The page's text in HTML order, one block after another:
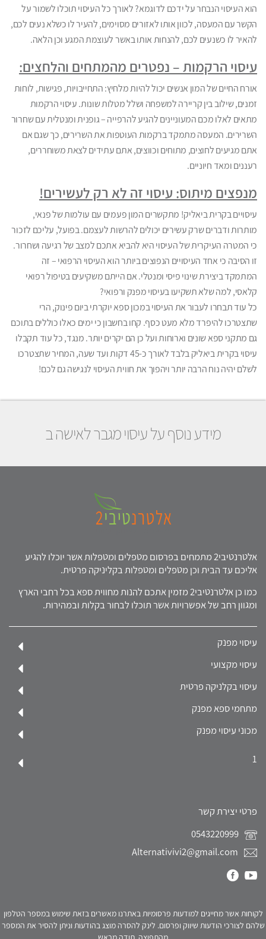
הוא העיסוי הנבחר על ידכם לדוגמא? לאורך כל העיסוי תוכלו לשמור על
הקשר עם המעסה, לכוון אותו לאזורים מסוימים, להעיר לו כשלא נעים לכם,
להאיר לו כשנעים לכם, להנחות אותו באשר לעוצמת המגע וכן הלאה.
עיסוי הרקמות – נפטרים מהמתחים והלחצים:
אורח החיים של המון אנשים יכול להיות מלחיץ: התחייבויות, פגישות, לוחות
זמנים, שילוב בין קריירה למשפחה ושלל מטלות שונות. עיסוי הרקמות
מתאים לאלו מכם המעוניינים להגיע להרפייה – גופנית ומנטלית עם שחרור
השרירים. המעסה מתמקד ברקמות העוטפות את השרירים, כך שגם אם
אתם מגיעים לחוצים, מתוחים וכווצים, אתם עתידים לצאת משוחררים,
רעננים ומאד חיוניים.
מנפצים מיתוס: עיסוי זה לא רק לעשירים!
עיסויים בקרית ביאליק! מתקשרים המון פעמים עם עולמות של פנאי,
מותרות ודברים שרק עשירים יכולים להרשות לעצמם. בפועל, עליכם לזכור
כי המטרה העיקרית של העיסוי היא להביא אתכם למצב של רגיעה ושחרור.
זו הסיבה כי אחד העיסויים הנפוצים ביותר הוא העיסוי הרפואי – זה
המתמקד ביצירת שינוי פיסי ומנטלי. אם הייתם משקיעים בטיפול רפואי
קלאסי, למה שלא תשקיעו בעיסוי מפנק ורפואי?
כל עוד תבחרו לעבור את העיסוי במכון ספא יוקרתי ביום פינוק, הרי
שתצטרכו להיפרד מלא מעט כסף. קחו בחשבון כי ימים כאלו כוללים בתוכם
גם מתקני ספא שונים וארוחות ועל כן הם יקרים יותר. מנגד, כל עוד תקבלו
עיסוי בקרית ביאליק בלבד לאורך כ-45 דקות ועד שעה, המחיר שתצטרכו
לשלם יהיה נוח הרבה יותר ויהפוך את חווית העיסוי לנגישה גם לכם!
מידע נוסף על עיסוי מגבר לאישה ב
אלטרנטיבי2 מתמחים בפרסום מטפלים ומטפלות אשר יוכלו להגיע
אליכם עד הבית וכן מטפלים ומטפלות בקליניקה פרטית.
כמו כן אלטרנטיבי2 מזמין אתכם להנות מחווית ספא בכל רחבי הארץ
ומגוון רחב של אפשרויות אשר תוכלו לבחור בקלות ובמהירות.
עיסוי מפנק
עיסוי מקצועי
עיסוי בקלניקה פרטית
מתחמי ספא מפנק
מכוני עיסוי מפנק
1
פרטי יצירת קשר
Alternativivi2@gmail.com
לקוחות אשר מחייגים למודעות פרסומיות באתרנו מאשרים בזאת שימוש במספר הטלפון
שלהם לצורכי הודעות שיווק ופרסום. לינק להסרה מוצג בהודעות וניתן להסיר את המספר